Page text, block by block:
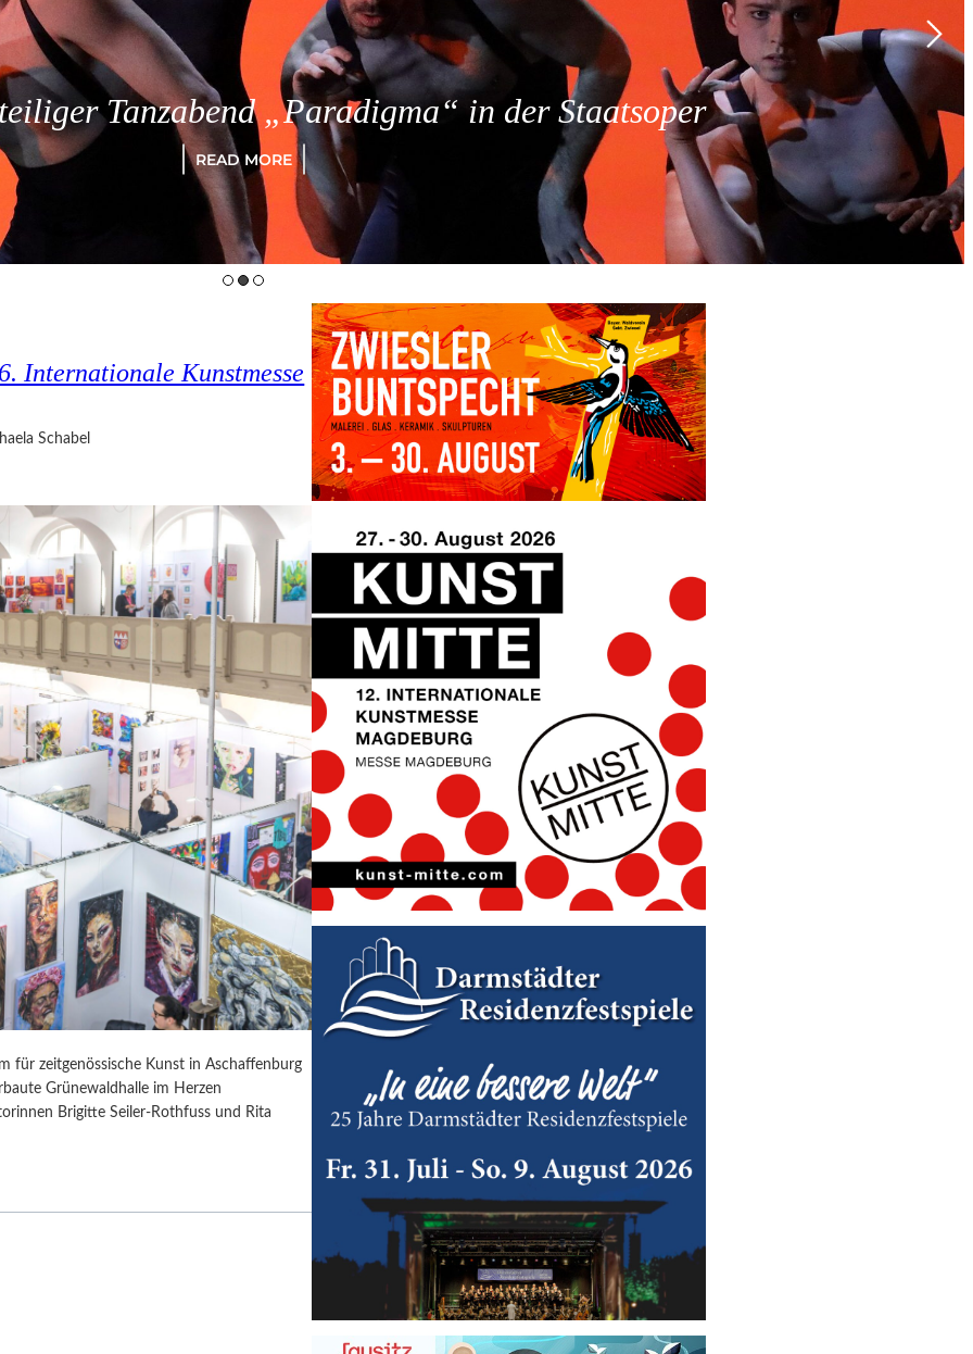
Tanzabend „Paradigma“ in der Staatsoper
READ MORE
Internationale Kunstmesse
Schabel
für zeitgenössische Kunst in Aschaffenburg
Grünewaldhalle im Herzen
Brigitte Seiler-Rothfuss und Rita